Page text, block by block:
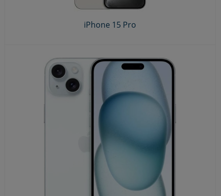
iPhone 15 Pro